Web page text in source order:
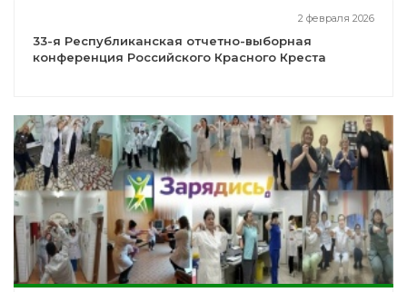
2 февраля 2026
33-я Республиканская отчетно-выборная
конференция Российского Красного Креста